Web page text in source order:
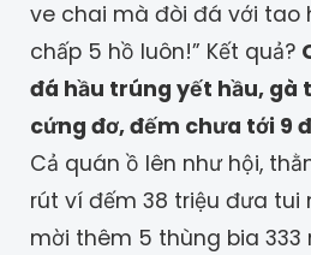
ve chai mà đòi đá với tao
chấp 5 hồ luôn!” Kết quả?
đá hầu trúng yết hầu, gà
cứng đơ, đếm chưa tới 9
Cả quán ồ lên như hội,
rút ví đếm 38 triệu đưa tui
mời thêm 5 thùng bia 333